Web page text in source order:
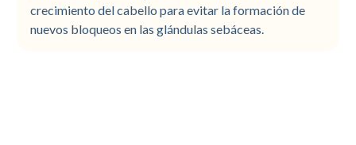
crecimiento del cabello para evitar la formación de
nuevos bloqueos en las glándulas sebáceas.